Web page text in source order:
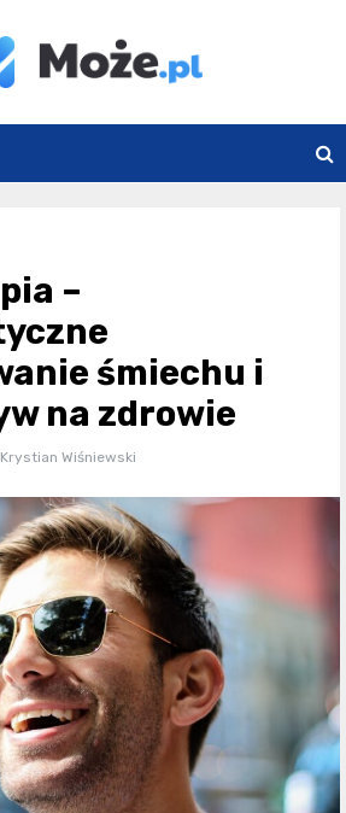
–
śmiechu i
na zdrowie
Krystian Wiśniewski